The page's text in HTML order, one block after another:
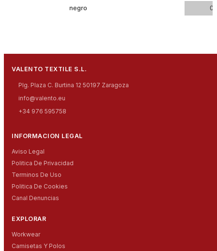
negro 0
VALENTO TEXTILE S.L.
Plg. Plaza C. Burtina 12 50197 Zaragoza
info@valento.eu
+34 976 595758
INFORMACION LEGAL
Aviso Legal
Politica De Privacidad
Terminos De Uso
Politica De Cookies
Canal Denuncias
EXPLORAR
Workwear
Camisetas Y Polos